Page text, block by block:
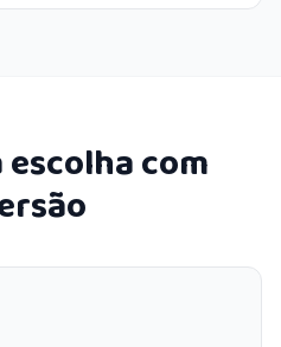
com